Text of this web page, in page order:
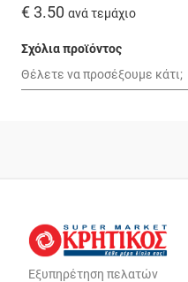
€ 3.50 ανά τεμάχιο
Σχόλια προϊόντος
Εξυπηρέτηση πελατών